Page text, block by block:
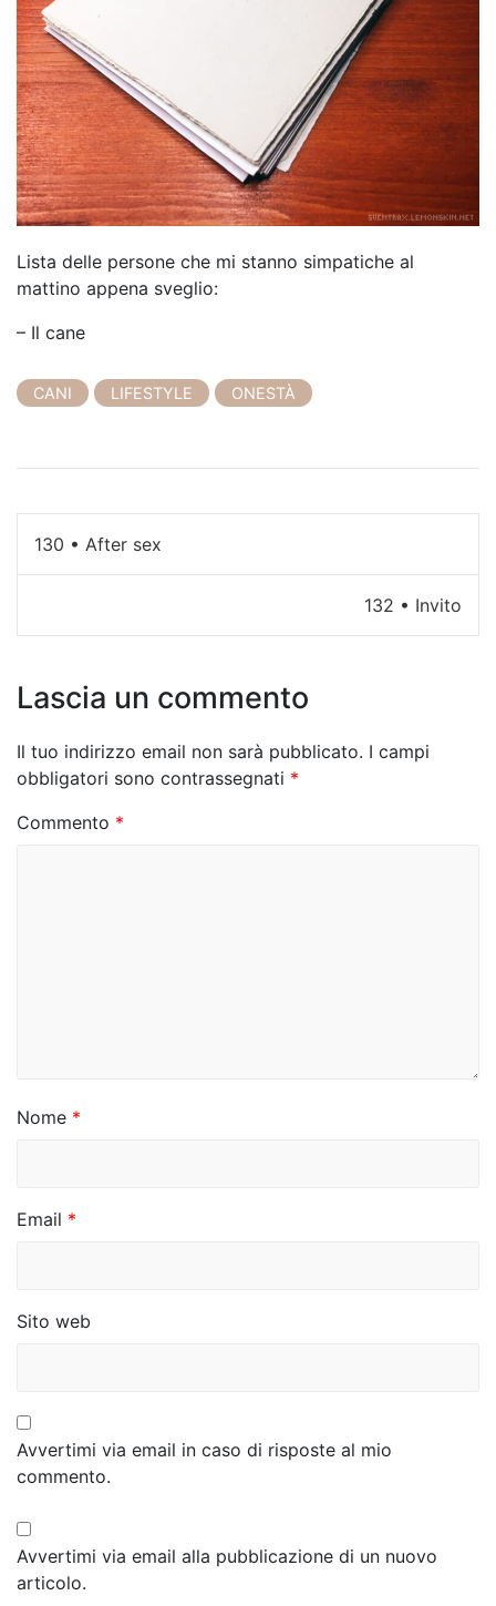
Lista delle persone che mi stanno simpatiche al
mattino appena sveglio:
– Il cane
CANI LIFESTYLE ONESTÀ
N
a
g
a
z
i
i
o
130 • After sex
132 • Invito
Lascia un commento
Il tuo indirizzo email non sarà pubblicato. I campi
obbligatori sono contrassegnati *
Commento *
Nome *
Email *
Sito web
Avvertimi via email in caso di risposte al mio
commento.
Avvertimi via email alla pubblicazione di un nuovo
articolo.